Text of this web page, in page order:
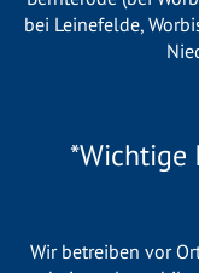
bei Leinefelde,
*Wichtige
Wir betreiben vor